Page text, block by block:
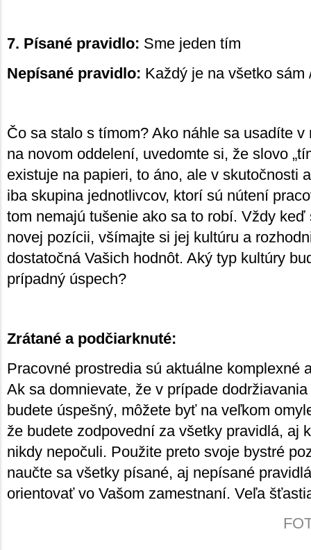
7. Písané pravidlo: Sme jeden tím
Nepísané pravidlo: Každý je na všetko sám
Čo sa stalo s tímom? Ako náhle sa usadíte
na novom oddelení, uvedomte si, že slovo
existuje na papieri, to áno, ale v skutočnosti
iba skupina jednotlivcov, ktorí sú nútení
tom nemajú tušenie ako sa to robí. Vždy
novej pozícii, všímajte si jej kultúru a
dostatočná Vašich hodnôt. Aký typ kultúry
prípadný úspech?
Zrátané a podčiarknuté:
Pracovné prostredia sú aktuálne komplexné
Ak sa domnievate, že v prípade
budete úspešný, môžete byť na veľkom
že budete zodpovední za všetky pravidlá, aj
nikdy nepočuli. Použite preto svoje bystré
naučte sa všetky písané, aj nepísané
orientovať vo Vašom zamestnaní. Veľa